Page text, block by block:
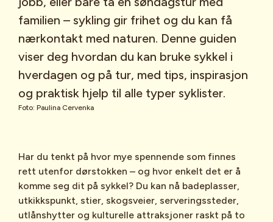
familien – sykling gir frihet og du kan få
nærkontakt med naturen. Denne guiden
viser deg hvordan du kan bruke sykkel i
hverdagen og på tur, med tips, inspirasjon
og praktisk hjelp til alle typer syklister.
Foto: Paulina Cervenka
Har du tenkt på hvor mye spennende som finnes
rett utenfor dørstokken – og hvor enkelt det er å
komme seg dit på sykkel? Du kan nå badeplasser,
utkikkspunkt, stier, skogsveier, serveringssteder,
utlånshytter og kulturelle attraksjoner raskt på to